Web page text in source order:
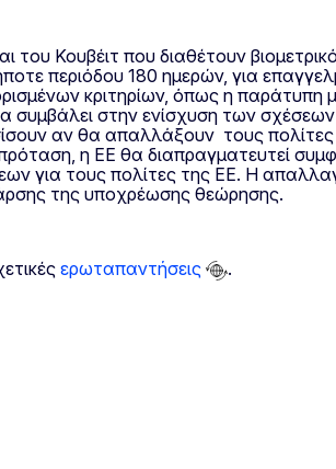
Κουβέιτ που διαθέτουν
περιόδου 180 ημερών, για
κριτηρίων, όπως η παράτυπη
συμβάλει στην ενίσχυση των
αν θα απαλλάξουν τους
η ΕΕ θα διαπραγματευτεί
για τους πολίτες της ΕΕ. Η
της υποχρέωσης θεώρησης.
ερωταπαντήσεις .